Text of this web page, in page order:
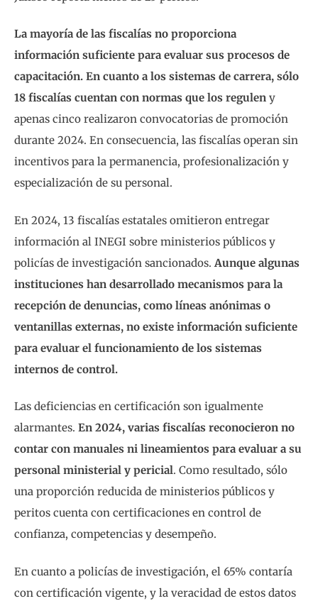
La mayoría de las fiscalías no proporciona
información suficiente para evaluar sus procesos de
capacitación. En cuanto a los sistemas de carrera, sólo
18 fiscalías cuentan con normas que los regulen y
apenas cinco realizaron convocatorias de promoción
durante 2024. En consecuencia, las fiscalías operan sin
incentivos para la permanencia, profesionalización y
especialización de su personal.
En 2024, 13 fiscalías estatales omitieron entregar
información al INEGI sobre ministerios públicos y
policías de investigación sancionados. Aunque algunas
instituciones han desarrollado mecanismos para la
recepción de denuncias, como líneas anónimas o
ventanillas externas, no existe información suficiente
para evaluar el funcionamiento de los sistemas
internos de control.
Las deficiencias en certificación son igualmente
alarmantes. En 2024, varias fiscalías reconocieron no
contar con manuales ni lineamientos para evaluar a su
personal ministerial y pericial. Como resultado, sólo
una proporción reducida de ministerios públicos y
peritos cuenta con certificaciones en control de
confianza, competencias y desempeño.
En cuanto a policías de investigación, el 65% contaría
con certificación vigente, y la veracidad de estos datos